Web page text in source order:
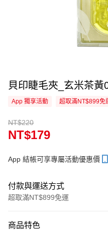
貝印睫毛夾_玄米茶黃
App 獨享活動 超取滿NT$899免
NT$220
NT$179
App 結帳可享專屬活動優惠價
付款與運送方式
超取滿NT$899免運
信用卡一次付款
商品特色